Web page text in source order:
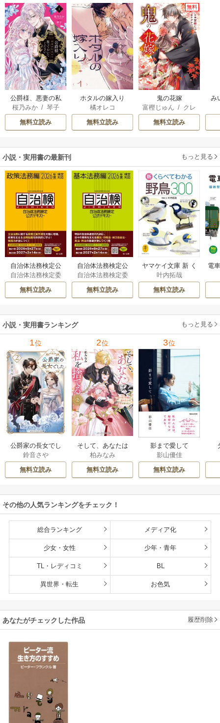
公爵様、悪妻の私
はもう放っておい
てください
桜乃みか/ 琴子
無料立読み
ホタルの嫁入り
橘オレコ
無料立読み
無料
鬼の花嫁
富樫じゅん / クレ
ハ
無料立読み
み
小説・実用書の最新刊 もっと見る
自治体法務検定公
式テキスト 政策
法務編 ２０２６
年度検定対応 1巻
自治体法務検定委
員会
無料立読み
自治体法務検定公
式テキスト 基本
法務編 ２０２６
年度検定対応 1巻
自治体法務検定委
員会
無料立読み
ヤマケイ文庫 新 く
らべてわかる野鳥3
00 1巻
叶内拓哉
無料立読み
電
小説・実用書ランキング もっと見る
1位
公爵家の長女でし
た
鈴音さや
無料立読み
2位
そして、あなたは
私を捨てる
柏みなみ
無料立読み
3位
影まで愛して
影山優佳
無料立読み
その他の人気ランキングをチェック！
総合ランキング メディア化
少女・女性 少年・青年
TL・レディコミ BL
異世界・転生 お色気
あなたがチェックした作品 履歴削除